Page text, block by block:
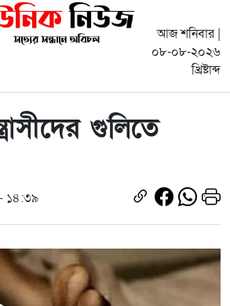
আজ শনিবার |
০৮-০৮-২০২৬
খ্রিষ্টাব্দ
গুলিতে
১৪:৩৯